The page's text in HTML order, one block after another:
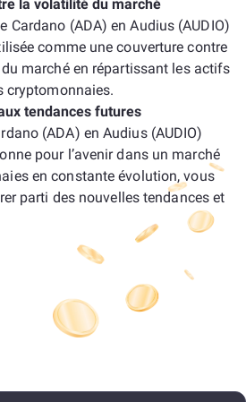
la volatilité du marché
Cardano (ADA) en Audius (AUDIO)
comme une couverture contre
marché en répartissant les actifs
cryptomonnaies.
tendances futures
(ADA) en Audius (AUDIO)
pour l’avenir dans un marché
en constante évolution, vous
parti des nouvelles tendances et